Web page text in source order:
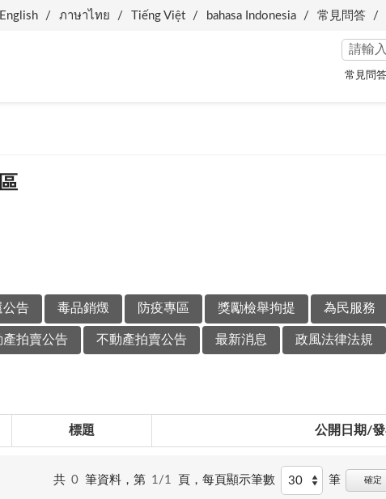
English ภาษาไทย Tiếng Việt bahasa Indonesia 常見問答
常見問答
公告 毒品銷燬 防疫專區 獎勵檢舉拘提 為民服務
產拍賣公告 不動產拍賣公告 最新消息 政風法律法規
標題 公開日期/
共 0 筆資料，第 1/1 頁， 每頁顯示筆數 筆 確定